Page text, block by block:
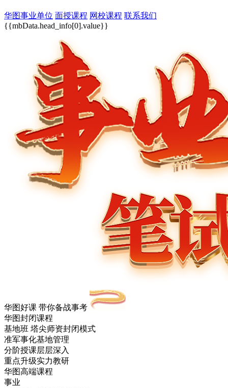
华图事业单位 面授课程 网校课程 联系我们
{{mbData.head_info[0].value}}
华图好课 带你备战事考
华图封闭课程
基地班 塔尖师资封闭模式
准军事化基地管理
分阶授课层层深入
重点升级实力教研
华图高端课程
事业